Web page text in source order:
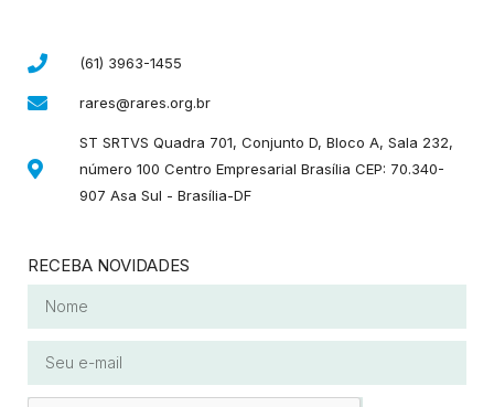
(61) 3963-1455
rares@rares.org.br
ST SRTVS Quadra 701, Conjunto D, Bloco A, Sala 232,
número 100 Centro Empresarial Brasília CEP: 70.340-
907 Asa Sul - Brasília-DF
RECEBA NOVIDADES